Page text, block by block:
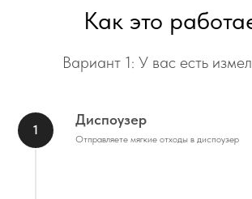
Как это
Вариант 1: У вас есть
Диспоузер
Отправляете мягкие отходы в диспоузер